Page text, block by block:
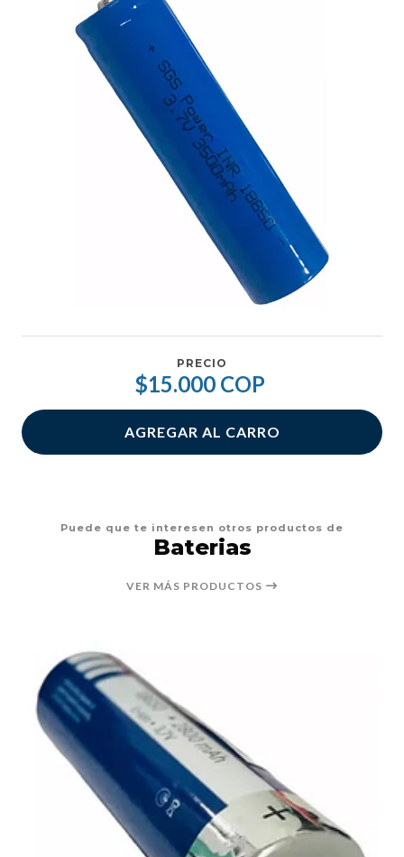
PRECIO
$15.000 COP
AGREGAR AL CARRO
Puede que te interesen otros productos de
Baterias
VER MÁS PRODUCTOS